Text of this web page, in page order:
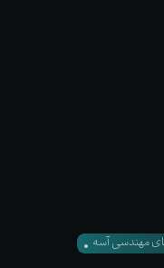
مهندسی آسه